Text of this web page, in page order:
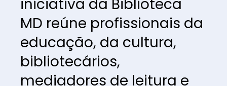
iniciativa da Biblioteca
MD reúne profissionais da
educação, da cultura,
bibliotecários,
mediadores de leitura e